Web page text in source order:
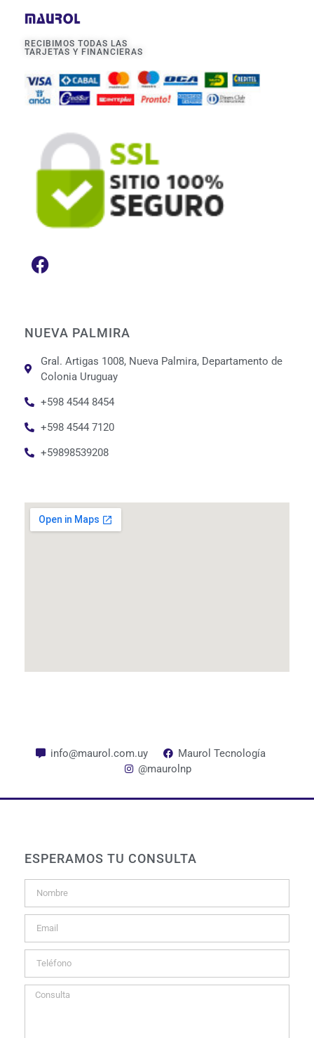
RECIBIMOS TODAS LAS
TARJETAS Y FINANCIERAS
NUEVA PALMIRA
Gral. Artigas 1008, Nueva Palmira, Departamento de
Colonia Uruguay
+598 4544 8454
+598 4544 7120
+59898539208
info@maurol.com.uy
Maurol Tecnología
@maurolnp
ESPERAMOS TU CONSULTA